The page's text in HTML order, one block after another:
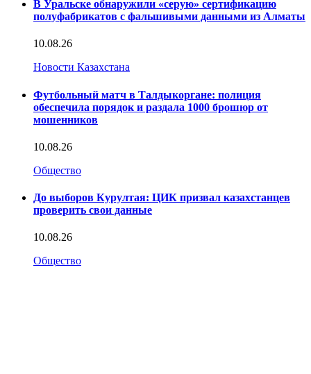
В Уральске обнаружили «серую» сертификацию
полуфабрикатов с фальшивыми данными из Алматы
10.08.26
Новости Казахстана
Футбольный матч в Талдыкоргане: полиция
обеспечила порядок и раздала 1000 брошюр от
мошенников
10.08.26
Общество
До выборов Курултая: ЦИК призвал казахстанцев
проверить свои данные
10.08.26
Общество